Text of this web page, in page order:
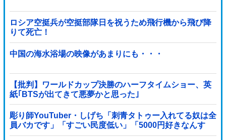
ロシア空挺兵が空挺部隊日を祝うため飛行機から飛び降
りて死亡！
中国の海水浴場の映像があまりにも・・・
【批判】ワールドカップ決勝のハーフタイムショー、英
紙｢BTSが出てきて悪夢かと思った｣
彫り師YouTuber・しげち「刺青タトゥー入れてる奴は全
員バカです」「すごい民度低い」「5000円好きなんす
よ、バカって」